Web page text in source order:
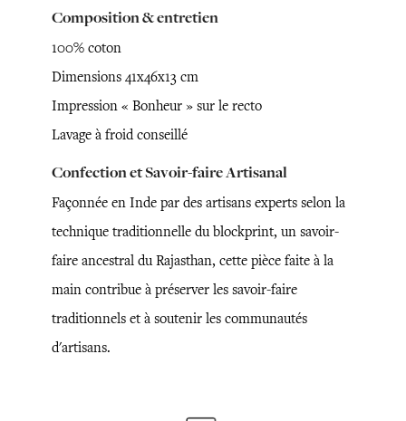
Composition & entretien
100% coton
Dimensions 41x46x13 cm
Impression « Bonheur » sur le recto
Lavage à froid conseillé
Confection et Savoir-faire Artisanal
Façonnée en Inde par des artisans experts selon la
technique traditionnelle du blockprint, un savoir-
faire ancestral du Rajasthan, cette pièce faite à la
main contribue à préserver les savoir-faire
traditionnels et à soutenir les communautés
d'artisans.